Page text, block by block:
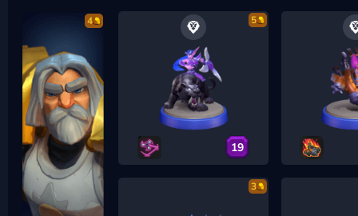
4 5
19
3